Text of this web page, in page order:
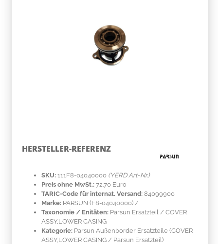
HERSTELLER-REFERENZ
SKU: 111F8-04040000 (YERD Art-Nr.)
Preis ohne MwSt.: 72.70 Euro
TARIC-Code für internat. Versand: 84099900
Marke: PARSUN (F8-04040000) /
Taxonomie / Enitäten: Parsun Ersatzteil / COVER
ASSY,LOWER CASING
Kategorie: Parsun Außenborder Ersatzteile (COVER
ASSY,LOWER CASING / Parsun Ersatzteil)